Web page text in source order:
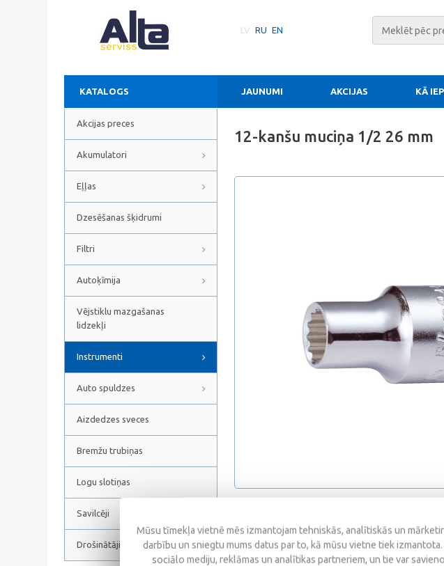
LV RU EN
KATALOGS JAUNUMI AKCIJAS KĀ
Akcijas preces
Akumulatori
Eļļas
Dzesēšanas šķidrumi
Filtri
Autoķīmija
Vējstiklu mazgašanas
lidzekļi
Instrumenti
Auto spuldzes
Aizdedzes sveces
Bremžu trubiņas
Logu slotiņas
Savilcēji
Drošinātāji
12-kanšu muciņa 1/2 26 mm
Atsauksmes
Mūsu tīmekļa vietnē mēs izmantojam tehniskās, analītiskās un
darbību un sniegtu mums datus par to, kā mūsu vietne tiek
sociālo mediju, reklāmas un analītikas partneriem, un tie var